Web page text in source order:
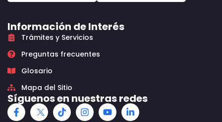
Información de Interés
Trámites y Servicios
Preguntas frecuentes
Glosario
Mapa del Sitio
Síguenos en nuestras redes